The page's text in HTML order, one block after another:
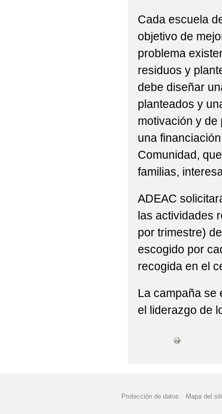
Cada escuela
objetivo de
problema
residuos y
debe diseñar
planteados y
motivación y de
una
Comunidad,
familias,
ADEAC
las actividades
por trimestre)
escogido por
recogida en el
La campaña se
el liderazgo de
Protección de datos Mapa del